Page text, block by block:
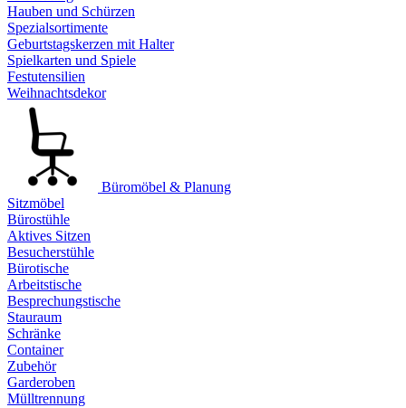
Hauben und Schürzen
Spezialsortimente
Geburtstagskerzen mit Halter
Spielkarten und Spiele
Festutensilien
Weihnachtsdekor
Büromöbel & Planung
Sitzmöbel
Bürostühle
Aktives Sitzen
Besucherstühle
Bürotische
Arbeitstische
Besprechungstische
Stauraum
Schränke
Container
Zubehör
Garderoben
Mülltrennung